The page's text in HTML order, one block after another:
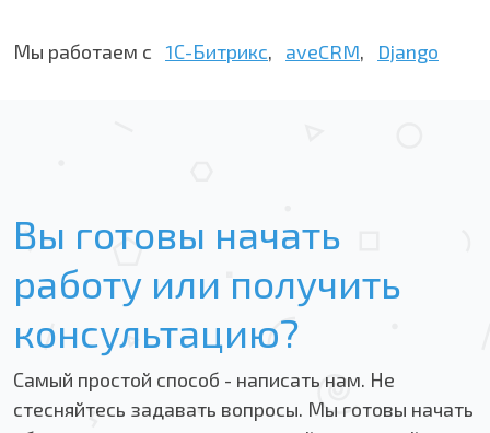
Мы работаем с 1С-Битрикс, aveCRM, Django
Вы готовы начать
работу или получить
консультацию?
Самый простой способ - написать нам. Не
стесняйтесь задавать вопросы. Мы готовы начать